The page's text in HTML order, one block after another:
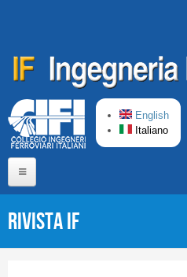
English
Italiano
Rivista IF